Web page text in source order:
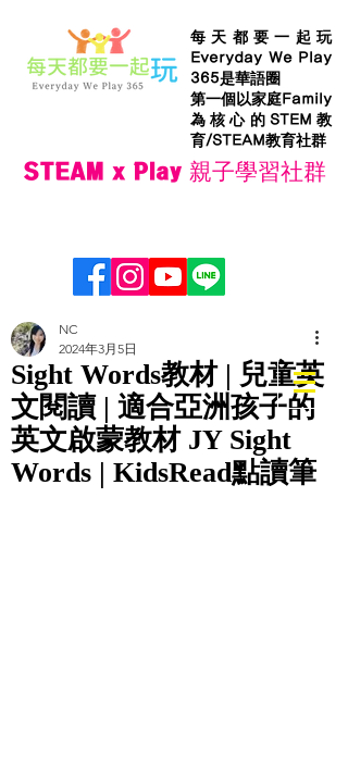
每天都要一起玩
Everyday We Play
365是華語圈
第一個以家庭Family
為核心的STEM教
育/STEAM教育社群
STEAM x Play 親子學習社群
Sight Words教材 | 兒童英
文閱讀 | 適合亞洲孩子的
英文啟蒙教材 JY Sight
Words | KidsRead點讀筆
NC
2024年3月5日